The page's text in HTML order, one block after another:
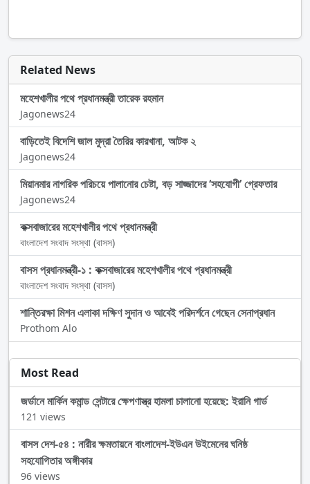
Related News
মহেশখালীর পথে প্রধানমন্ত্রী তারেক রহমান
Jagonews24
বাড়িতেই বিদেশি জাল মুদ্রা তৈরির কারখানা, আটক ২
Jagonews24
মিয়ানমার নাগরিক পরিচয়ে পালানোর চেষ্টা, বড় সাজ্জাদের ‘সহযোগী’ গ্রেফতার
Jagonews24
কক্সবাজারের মহেশখালীর পথে প্রধানমন্ত্রী
বাংলাদেশ সংবাদ সংস্থা (বাসস)
বাসস প্রধানমন্ত্রী-১ : কক্সবাজারের মহেশখালীর পথে প্রধানমন্ত্রী
বাংলাদেশ সংবাদ সংস্থা (বাসস)
শান্তিরক্ষা মিশন এলাকা দক্ষিণ সুদান ও আবেই পরিদর্শনে গেছেন সেনাপ্রধান
Prothom Alo
Most Read
জর্ডানে মার্কিন কমান্ড সেন্টারে ক্ষেপণাস্ত্র হামলা চালানো হয়েছে: ইরানি গার্ড
121 views
বাসস দেশ-৫৪ : নারীর ক্ষমতায়নে বাংলাদেশ-ইউএন উইমেনের ঘনিষ্ঠ
সহযোগিতার অঙ্গীকার
96 views